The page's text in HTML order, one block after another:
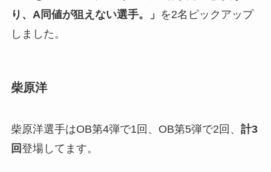
り、A同値が狙えない選手。」 を2名ピックアップ
しました。
柴原洋
柴原洋選手はOB第4弾で1回、OB第5弾で2回、 計3
回登場してます。